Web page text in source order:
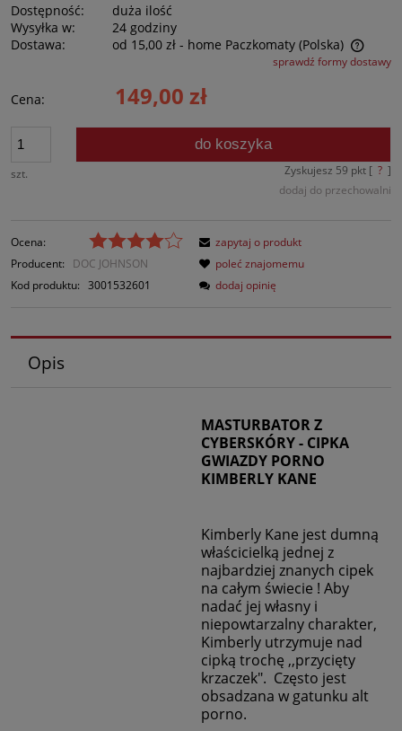
Dostępność:
duża ilość
Wysyłka w:
24 godziny
Dostawa:
od 15,00 zł - home Paczkomaty (Polska)
Cena nie zawiera ewentualnych kosztów płatnościsprawdź formy dostawy
Cena: 149,00 zł
szt.
do koszyka
Zyskujesz 59 pkt [ ? ]
dodaj do przechowalni
Ocena:
Producent:
DOC JOHNSON
Kod produktu: 3001532601
zapytaj o produkt
poleć znajomemu
dodaj opinię
Opis
MASTURBATOR Z
CYBERSKÓRY - CIPKA
GWIAZDY PORNO
KIMBERLY KANE
Kimberly Kane jest dumną
właścicielką jednej z
najbardziej znanych cipek
na całym świecie ! Aby
nadać jej własny i
niepowtarzalny charakter,
Kimberly utrzymuje nad
cipką trochę ,,przycięty
krzaczek". Często jest
obsadzana w gatunku alt
porno.